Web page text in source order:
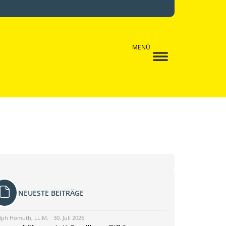
MENÜ
NEUESTE BEITRÄGE
Homuth, LL.M. 30. Juli 2026